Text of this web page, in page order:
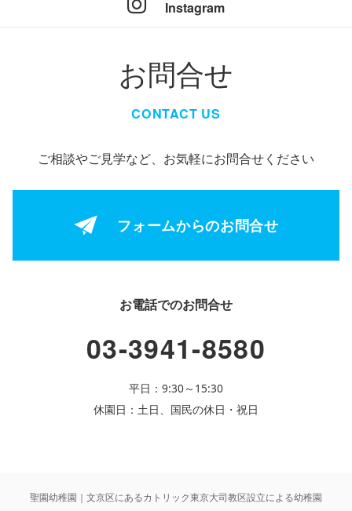
Instagram
お問合せ
CONTACT US
ご相談やご見学など、お気軽にお問合せください
フォームからのお問合せ
お電話でのお問合せ
03-3941-8580
平日：9:30～15:30
休園日：土日、国民の休日・祝日
聖園幼稚園｜文京区にあるカトリック東京大司教区設立による幼稚園